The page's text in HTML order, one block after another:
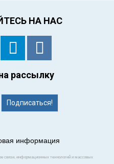
НА НАС
рассылку
Подписаться!
информация
связи, информационных технологий и массовых